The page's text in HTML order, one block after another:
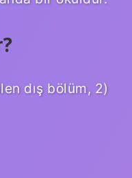
dış bölüm, 2)